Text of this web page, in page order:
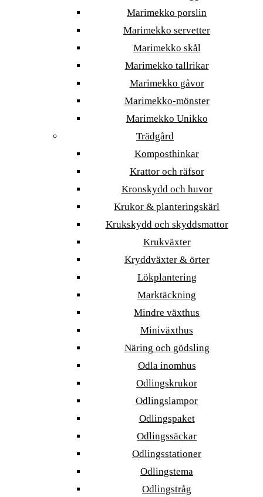
Marimekko porslin
Marimekko servetter
Marimekko skål
Marimekko tallrikar
Marimekko gåvor
Marimekko-mönster
Marimekko Unikko
Trädgård
Komposthinkar
Krattor och räfsor
Kronskydd och huvor
Krukor & planteringskärl
Krukskydd och skyddsmattor
Krukväxter
Kryddväxter & örter
Lökplantering
Marktäckning
Mindre växthus
Miniväxthus
Näring och gödsling
Odla inomhus
Odlingskrukor
Odlingslampor
Odlingspaket
Odlingssäckar
Odlingsstationer
Odlingstema
Odlingstråg